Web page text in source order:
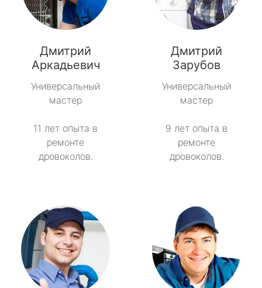
Дмитрий
Аркадьевич
Универсальный
мастер
11 лет опыта в
ремонте
дровоколов.
Дмитрий
Зарубов
Универсальный
мастер
9 лет опыта в
ремонте
дровоколов.